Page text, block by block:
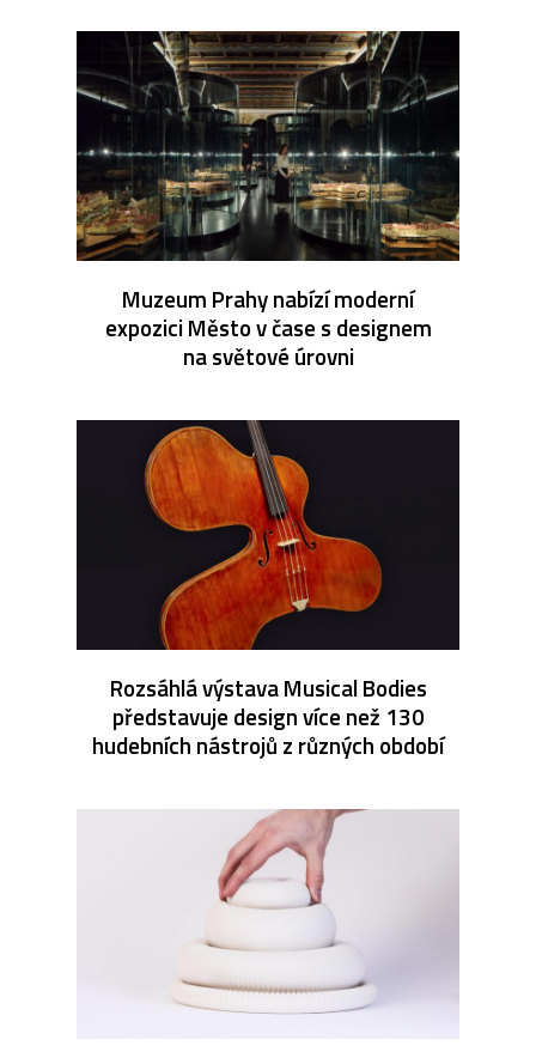
Muzeum Prahy nabízí moderní
expozici Město v čase s designem
na světové úrovni
Rozsáhlá výstava Musical Bodies
představuje design více než 130
hudebních nástrojů z různých období